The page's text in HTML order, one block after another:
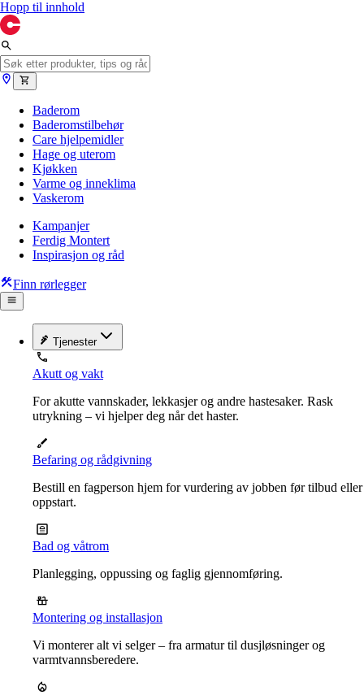
Hopp til innhold
Baderom
Baderomstilbehør
Care hjelpemidler
Hage og uterom
Kjøkken
Varme og inneklima
Vaskerom
Kampanjer
Ferdig Montert
Inspirasjon og råd
Finn rørlegger
Tjenester
Akutt og vakt
For akutte vannskader, lekkasjer og andre hastesaker. Rask
utrykning – vi hjelper deg når det haster.
Befaring og rådgivning
Bestill en fagperson hjem for vurdering av jobben før tilbud eller
oppstart.
Bad og våtrom
Planlegging, oppussing og faglig gjennomføring.
Montering og installasjon
Vi monterer alt vi selger – fra armatur til dusjløsninger og
varmtvannsberedere.